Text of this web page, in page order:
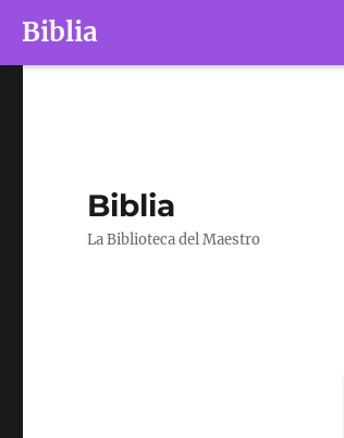
Biblia
Biblia
La Biblioteca del Maestro